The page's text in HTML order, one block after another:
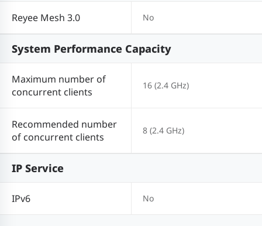
Reyee Mesh 3.0 No
System Performance Capacity
Maximum number of
concurrent clients
16 (2.4 GHz)
Recommended number
of concurrent clients
8 (2.4 GHz)
IP Service
IPv6 No